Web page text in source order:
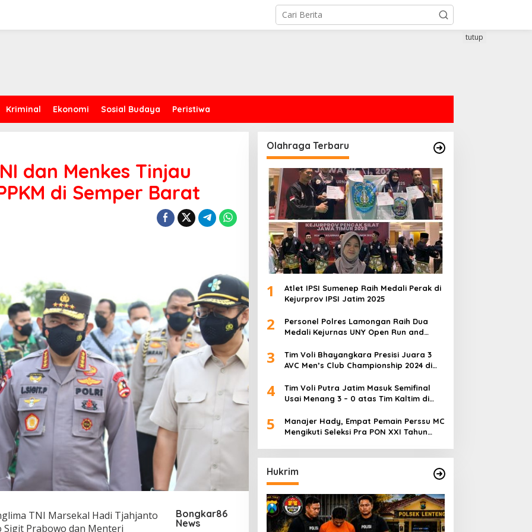
Kriminal Ekonomi Sosial Budaya Peristiwa
tutup
dan Menkes Tinjau
di Semper Barat
TNI Marsekal Hadi Tjahjanto
Sigit Prabowo dan Menteri
Bongkar86
News
Olahraga Terbaru
1
Atlet IPSI Sumenep Raih Medali Perak di
Kejurprov IPSI Jatim 2025
2
Personel Polres Lamongan Raih Dua
Medali Kejurnas UNY Open Run and
3
Tim Voli Bhayangkara Presisi Juara 3
AVC Men’s Club Championship 2024 di
4
Tim Voli Putra Jatim Masuk Semifinal
Usai Menang 3 – 0 atas Tim Kaltim di
5
Manajer Hady, Empat Pemain Perssu MC
Mengikuti Seleksi Pra PON XXI Tahun
Hukrim